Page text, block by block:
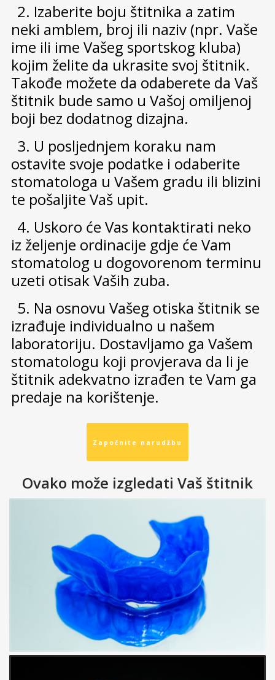
2. Izaberite boju štitnika a zatim
neki amblem, broj ili naziv (npr. Vaše
ime ili ime Vašeg sportskog kluba)
kojim želite da ukrasite svoj štitnik.
Takođe možete da odaberete da Vaš
štitnik bude samo u Vašoj omiljenoj
boji bez dodatnog dizajna.
3. U posljednjem koraku nam
ostavite svoje podatke i odaberite
stomatologa u Vašem gradu ili blizini
te pošaljite Vaš upit.
4. Uskoro će Vas kontaktirati neko
iz željenje ordinacije gdje će Vam
stomatolog u dogovorenom terminu
uzeti otisak Vaših zuba.
5. Na osnovu Vašeg otiska štitnik se
izrađuje individualno u našem
laboratoriju. Dostavljamo ga Vašem
stomatologu koji provjerava da li je
štitnik adekvatno izrađen te Vam ga
predaje na korištenje.
Započnite narudžbu
Ovako može izgledati Vaš štitnik